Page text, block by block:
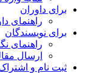
برای داوران
راهنمای
برای نویسندگان
راهنمای
ارسال
ثبت نام و